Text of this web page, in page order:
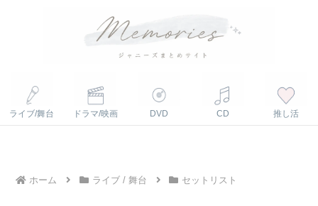
ライブ/舞台 ドラマ/映画 DVD CD 推し活
ホーム ライブ / 舞台 セットリスト